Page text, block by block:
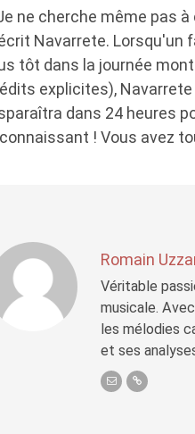
ne cherche même pas
Navarrete. Lorsqu'un
tôt dans la journée
explicites), Navarrete
dans 24 heures
! Vous avez
Romain
Véritable
musicale.
les mélodies
et ses